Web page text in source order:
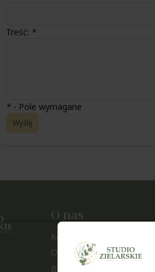
Treść: *
* - Pole wymagane
Wyślij
O nas
Kontakt i dane firmy
O nas
Blog